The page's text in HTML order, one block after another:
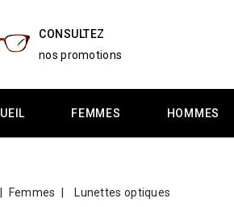
CONSULTEZ
nos promotions
FEMMES HOMMES
Femmes Lunettes optiques